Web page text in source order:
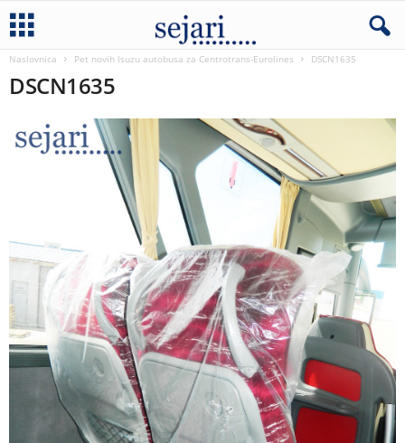
Naslovnica Pet novih Isuzu autobusa za Centrotrans-Eurolines DSCN1635
DSCN1635